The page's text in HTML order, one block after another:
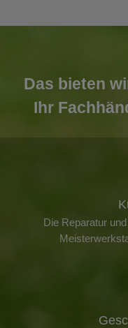
Das bieten
Ihr
Die Reparatur